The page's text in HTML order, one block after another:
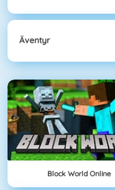
Äventyr
Block World Online